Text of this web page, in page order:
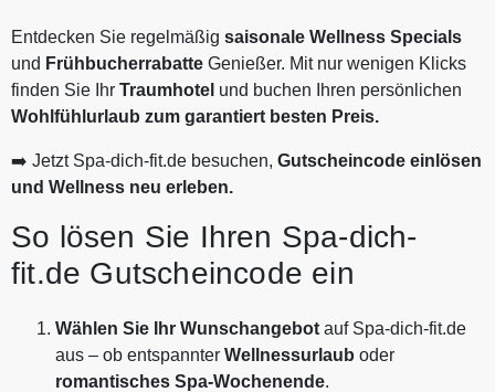
Entdecken Sie regelmäßig saisonale Wellness Specials
und Frühbucherrabatte Genießer. Mit nur wenigen Klicks
finden Sie Ihr Traumhotel und buchen Ihren persönlichen
Wohlfühlurlaub zum garantiert besten Preis.
➡️ Jetzt Spa-dich-fit.de besuchen, Gutscheincode einlösen
und Wellness neu erleben.
So lösen Sie Ihren Spa-dich-
fit.de Gutscheincode ein
Wählen Sie Ihr Wunschangebot auf Spa-dich-fit.de
aus – ob entspannter Wellnessurlaub oder
romantisches Spa-Wochenende.